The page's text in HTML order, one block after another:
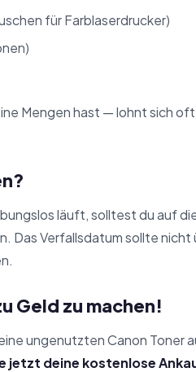
für Farblaserdrucker)
Mengen hast — lohnt sich
läuft, solltest du auf
Das Verfallsdatum sollte
Geld zu machen!
ungenutzten Canon Toner
jetzt deine kostenlose